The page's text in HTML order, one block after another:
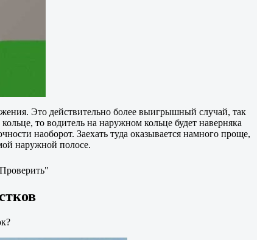
Это действительно более выигрышный случай, так
то водитель на наружном кольце будет наверняка
наоборот. Заехать туда оказывается намного проще,
наружной полосе.